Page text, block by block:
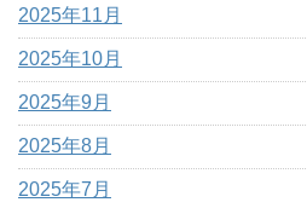
2025年11月
2025年10月
2025年9月
2025年8月
2025年7月